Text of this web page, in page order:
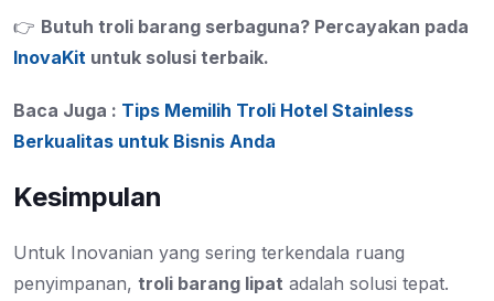
👉 Butuh troli barang serbaguna? Percayakan pada
InovaKit untuk solusi terbaik.
Baca Juga : Tips Memilih Troli Hotel Stainless
Berkualitas untuk Bisnis Anda
Kesimpulan
Untuk Inovanian yang sering terkendala ruang
penyimpanan, troli barang lipat adalah solusi tepat.